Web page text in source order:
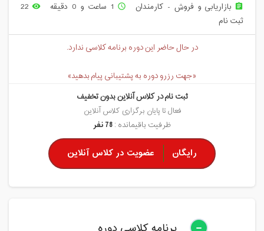
درباره ما
assignment بازاریابی و فروش - کارمندان access_time 1 ساعت و 0 دقیقه remove_red_eye
22
ثبت نام
در حال حاضر این دوره برنامه کلاسی ندارد.
«جهت رزرو دوره به پشتیبانی پیام بدهید»
ثبت نام در کلاس آنلاین بدون تخفیف
فعال تا پایان برگزاری کلاس آنلاین
ظرفیت باقیمانده :78 نفر
رایگان عضویت در کلاس آنلاین